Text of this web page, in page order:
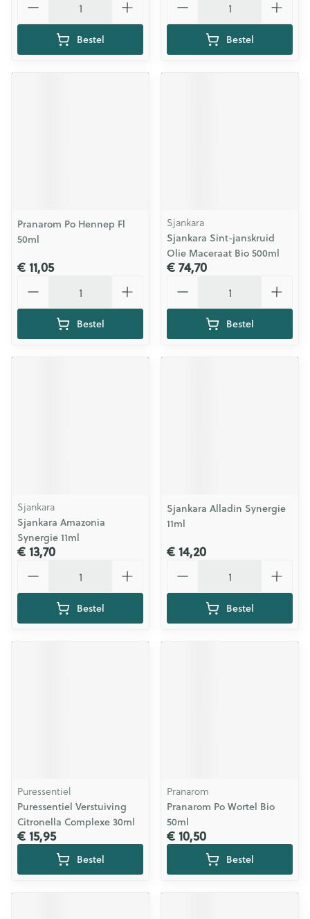
Bestel Bestel
Pranarom Po Hennep Fl
50ml
€ 11,05
Bestel
Sjankara
Sjankara Sint-janskruid
Olie Maceraat Bio 500ml
€ 74,70
Bestel
Sjankara
Sjankara Amazonia
Synergie 11ml
€ 13,70
Bestel
Sjankara Alladin Synergie
11ml
€ 14,20
Bestel
Puressentiel
Puressentiel Verstuiving
Citronella Complexe 30ml
€ 15,95
Bestel
Pranarom
Pranarom Po Wortel Bio
50ml
€ 10,50
Bestel